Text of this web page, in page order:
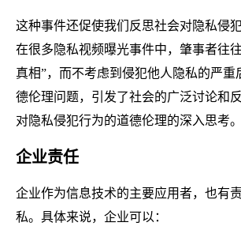
这种事件还促使我们反思社会对隐私侵
在很多隐私视频曝光事件中，肇事者往
真相”，而不考虑到侵犯他人隐私的严重
德伦理问题，引发了社会的广泛讨论和
对隐私侵犯行为的道德伦理的深入思考。
企业责任
企业作为信息技术的主要应用者，也有
私。具体来说，企业可以：